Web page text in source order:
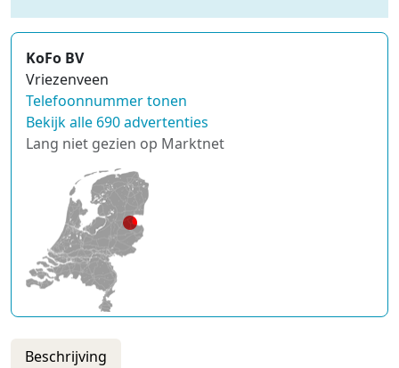
KoFo BV
Vriezenveen
Telefoonnummer tonen
Bekijk alle 690 advertenties
Lang niet gezien op Marktnet
Beschrijving